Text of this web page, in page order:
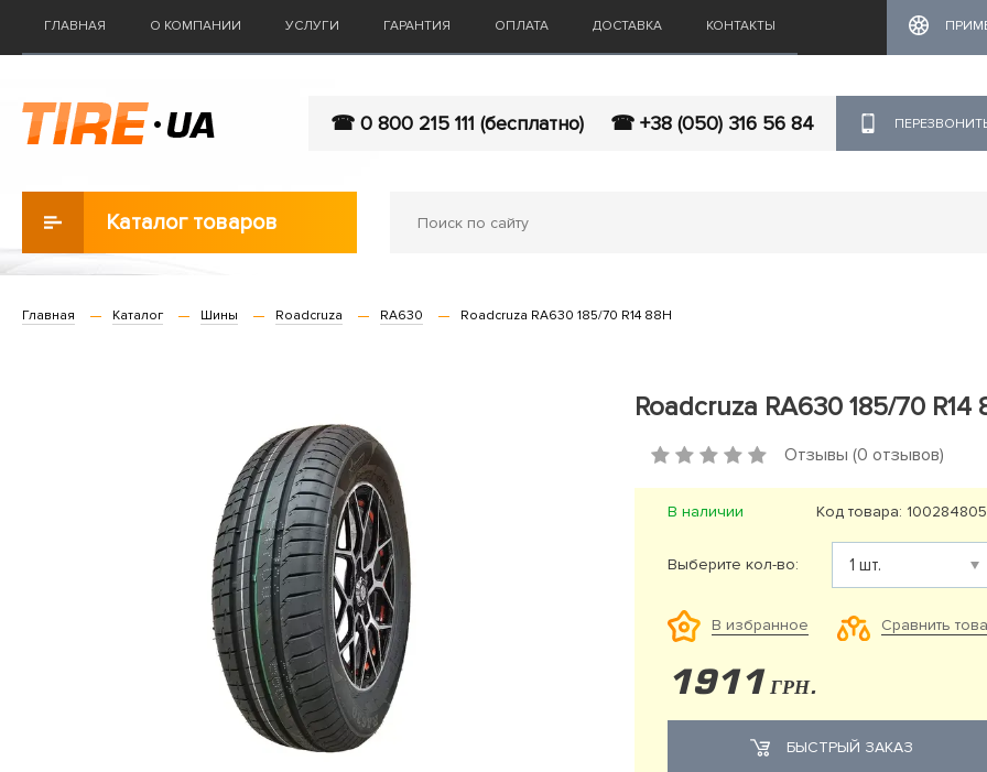
ГЛАВНАЯ О КОМПАНИИ УСЛУГИ ГАРАНТИЯ ОПЛАТА ДОСТАВКА КОНТАКТЫ
☎ 0 800 215 111 (бесплатно) ☎ +38 (050) 316 56 84
Каталог товаров
Главная Каталог Шины Roadcruza RA630 Roadcruza RA630 185/70 R14 88H
Roadcruza RA630 185/70 R14
Отзывы (0 отзывов)
В наличии Код товара:
Выберите кол-во:
В избранное Сравнить
1911 ГРН.
БЫСТРЫЙ ЗАКАЗ